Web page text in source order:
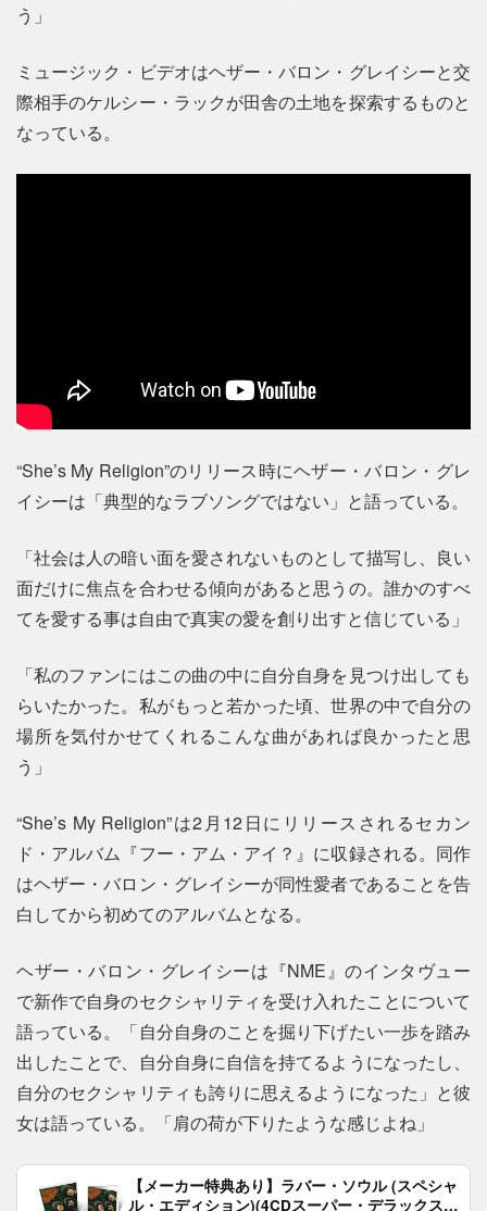
う」
ミュージック・ビデオはヘザー・バロン・グレイシーと交
際相手のケルシー・ラックが田舎の土地を探索するものと
なっている。
“She’s My Religion”のリリース時にヘザー・バロン・グレ
イシーは「典型的なラブソングではない」と語っている。
「社会は人の暗い面を愛されないものとして描写し、良い
面だけに焦点を合わせる傾向があると思うの。誰かのすべ
てを愛する事は自由で真実の愛を創り出すと信じている」
「私のファンにはこの曲の中に自分自身を見つけ出しても
らいたかった。私がもっと若かった頃、世界の中で自分の
場所を気付かせてくれるこんな曲があれば良かったと思
う」
“She’s My Religion”は2月12日にリリースされるセカン
ド・アルバム『フー・アム・アイ？』に収録される。同作
はヘザー・バロン・グレイシーが同性愛者であることを告
白してから初めてのアルバムとなる。
ヘザー・バロン・グレイシーは『NME』のインタヴュー
で新作で自身のセクシャリティを受け入れたことについて
語っている。「自分自身のことを掘り下げたい一歩を踏み
出したことで、自分自身に自信を持てるようになったし、
自分のセクシャリティも誇りに思えるようになった」と彼
女は語っている。「肩の荷が下りたような感じよね」
【メーカー特典あり】ラバー・ソウル (スペシャ
ル・エディション)(4CDスーパー・デラックス)